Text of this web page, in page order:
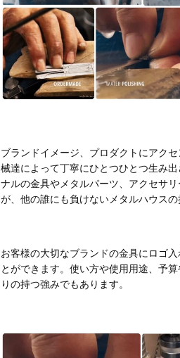
ブランドイメージ、プロダクトにアク
械達によって丁寧にひとつひとつ生み
ナルの金具やメタルパーツ、アクセサ
が、他の誰にも負けないメタルハウスの
お客様の大切なブランドの金具にロゴ
とができます。使い方や使用用途、予
りの持つ強みでもあります。